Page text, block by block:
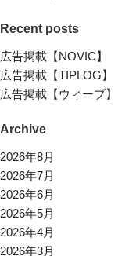
Recent posts
広告掲載【NOVIC】
広告掲載【TIPLOG】
広告掲載【ウィーブ】
Archive
2026年8月
2026年7月
2026年6月
2026年5月
2026年4月
2026年3月